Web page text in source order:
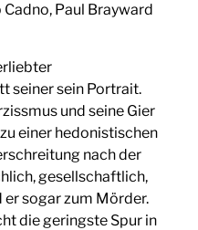
Paul Brayward
seiner sein Portrait.
und seine Gier
einer hedonistischen
nach der
gesellschaftlich,
sogar zum Mörder.
die geringste Spur in